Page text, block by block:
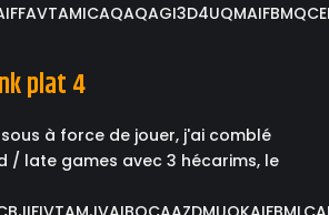
plat 4
à force de jouer, j'ai comblé
/ late games avec 3 hécarims, le